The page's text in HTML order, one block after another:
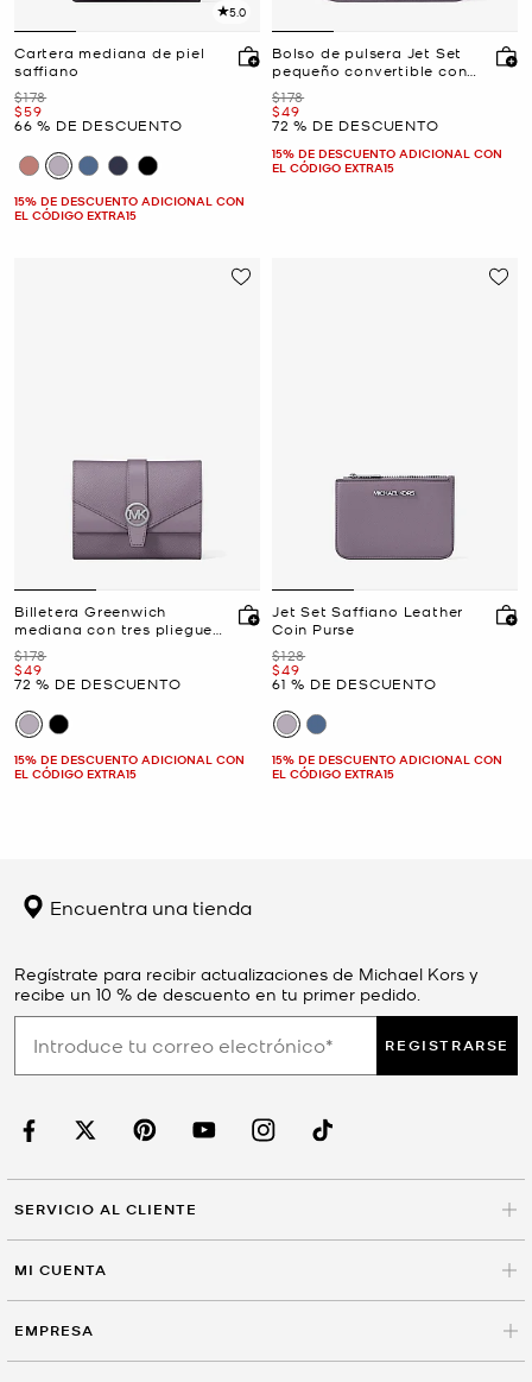
5.0
Cartera mediana de piel
saffiano
Era
$178
Ahora
$59
66 % DE DESCUENTO
15% DE DESCUENTO ADICIONAL CON
EL CÓDIGO EXTRA15
Bolso de pulsera Jet Set
pequeño convertible con
logotipo exclusivo
Era
$178
Ahora
$49
72 % DE DESCUENTO
15% DE DESCUENTO ADICIONAL CON
EL CÓDIGO EXTRA15
Billetera Greenwich
mediana con tres pliegues
de piel
Era
$178
Ahora
$49
72 % DE DESCUENTO
15% DE DESCUENTO ADICIONAL CON
EL CÓDIGO EXTRA15
Jet Set Saffiano Leather
Coin Purse
Era
$128
Ahora
$49
61 % DE DESCUENTO
15% DE DESCUENTO ADICIONAL CON
EL CÓDIGO EXTRA15
Encuentra una tienda
Regístrate para recibir actualizaciones de Michael Kors y
recibe un 10 % de descuento en tu primer pedido.
REGISTRARSE
SERVICIO AL CLIENTE
MI CUENTA
EMPRESA